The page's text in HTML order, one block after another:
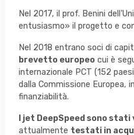
Nel 2017, il prof. Benini
entusiasmo» il progetto e
Nel 2018 entrano soci di
brevetto europeo cui è
internazionale PCT (152
dalla Commissione Europea,
finanziabilità.
I jet DeepSpeed sono
attualmente testati in